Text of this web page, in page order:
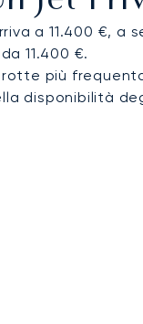
a 11.400 €, a
11.400 €.
più
disponibilità